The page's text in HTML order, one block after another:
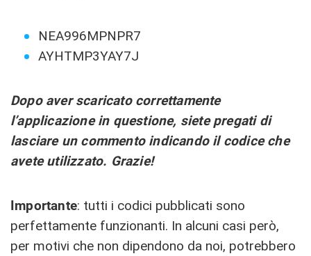
NEA996MPNPR7
AYHTMP3YAY7J
Dopo aver scaricato correttamente
l’applicazione in questione, siete pregati di
lasciare un commento indicando il codice che
avete utilizzato. Grazie!
Importante: tutti i codici pubblicati sono
perfettamente funzionanti. In alcuni casi però,
per motivi che non dipendono da noi, potrebbero